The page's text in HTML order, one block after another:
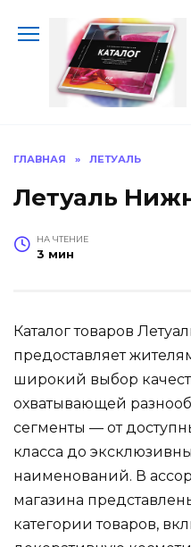
содержанию
ГЛАВНАЯ » ЛЕТУАЛЬ
Летуаль
НА ЧТЕНИЕ
3 мин
Каталог товаров
предоставляет
широкий выбор
охватывающей
сегменты — от
класса до
наименований. В
магазина
категории товаров,